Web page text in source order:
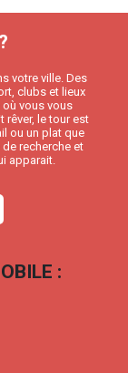
votre ville. Des
clubs et lieux
vous vous
rêver, le tour est
ou un plat que
recherche et
apparait.
: